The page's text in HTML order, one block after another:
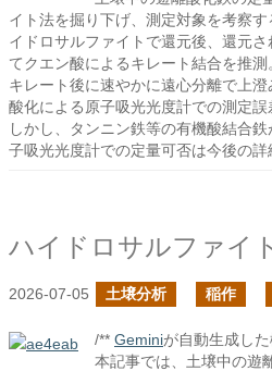
イト法を掘り下げ、測定対象を考察
イドロサルファイトで還元後、還元
てクエン酸によるキレート結合を推測
キレート後に速やかに遠心分離で上
酸化による原子吸光光度計での測定誤
しかし、タンニン鉄等の有機酸結合
子吸光光度計での定量可否は今後の詳
2026-07-05 土壌分析 稲作
/** Geminiが自動生成し
本記事では、土壌中の遊